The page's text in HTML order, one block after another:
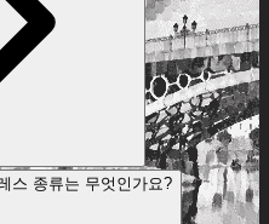
스 종류는 무엇인가요?